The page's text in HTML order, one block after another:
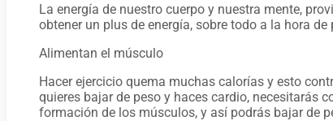
La energía de nuestro cuerpo y nuestra mente,
obtener un plus de energía, sobre todo a la hora de
Alimentan el músculo
Hacer ejercicio quema muchas calorías y esto
quieres bajar de peso y haces cardio, necesitarás
formación de los músculos, y así podrás bajar de